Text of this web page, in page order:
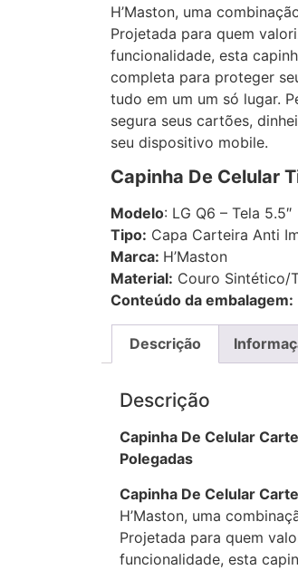
H’Maston, uma
Projetada para quem
funcionalidade, esta
completa para proteger
tudo em um um só lugar.
segura seus cartões,
seu dispositivo mobile.
Capinha De Celular
Modelo: LG Q6 – Tela 5.5″
Tipo: Capa Carteira Anti
Marca: H’Maston
Material: Couro Sintético/
Conteúdo da embalagem:
Descrição
Descrição
Capinha De Celular
Polegadas
Capinha De Celular
H’Maston, uma
Projetada para quem
funcionalidade, esta